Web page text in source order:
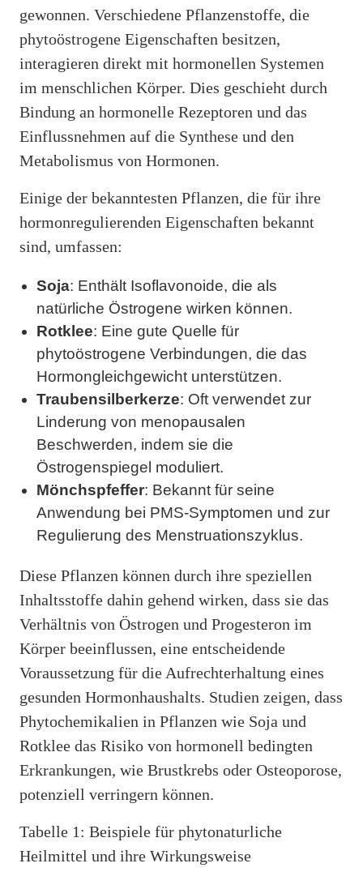
gewonnen. Verschiedene Pflanzenstoffe, die
phytoöstrogene Eigenschaften besitzen,
interagieren direkt mit hormonellen Systemen
im menschlichen Körper. Dies geschieht durch
Bindung an hormonelle Rezeptoren und das
Einflussnehmen auf die Synthese und den
Metabolismus von Hormonen.
Einige der bekanntesten Pflanzen, die für ihre
hormonregulierenden Eigenschaften bekannt
sind, umfassen:
Soja: Enthält Isoflavonoide, die als
natürliche Östrogene wirken können.
Rotklee: Eine gute Quelle für
phytoöstrogene Verbindungen, die das
Hormongleichgewicht unterstützen.
Traubensilberkerze: Oft verwendet zur
Linderung von menopausalen
Beschwerden, indem sie die
Östrogenspiegel moduliert.
Mönchspfeffer: Bekannt für seine
Anwendung bei PMS-Symptomen und zur
Regulierung des Menstruationszyklus.
Diese Pflanzen können durch ihre speziellen
Inhaltsstoffe dahin gehend wirken, dass sie das
Verhältnis von Östrogen und Progesteron im
Körper beeinflussen, eine entscheidende
Voraussetzung für die Aufrechterhaltung eines
gesunden Hormonhaushalts. Studien zeigen, dass
Phytochemikalien in Pflanzen wie Soja und
Rotklee das Risiko von hormonell bedingten
Erkrankungen, wie Brustkrebs oder Osteoporose,
potenziell verringern können.
Tabelle 1: Beispiele für phytonaturliche
Heilmittel und ihre Wirkungsweise